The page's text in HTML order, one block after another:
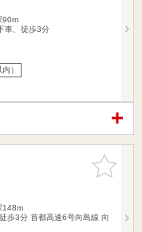
90m
車、徒歩3分
）
お気に入
りに追加
148m
歩3分 首都高速6号向島線 向